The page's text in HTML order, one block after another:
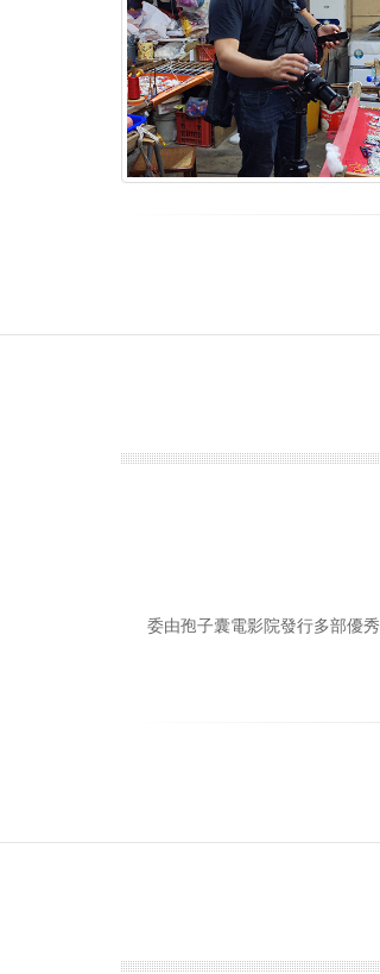
委由孢子囊電影院發行多部優